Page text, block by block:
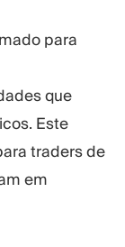
para
que
Este
traders de
em